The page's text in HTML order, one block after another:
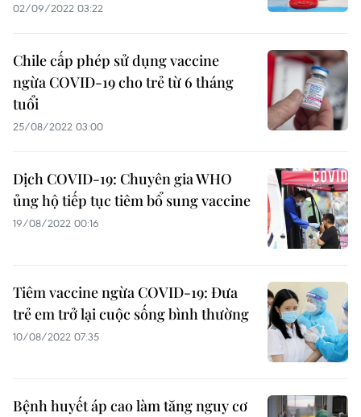
02/09/2022 03:22
Chile cấp phép sử dụng vaccine
ngừa COVID-19 cho trẻ từ 6 tháng
tuổi
25/08/2022 03:00
Dịch COVID-19: Chuyên gia WHO
ủng hộ tiếp tục tiêm bổ sung vaccine
19/08/2022 00:16
Tiêm vaccine ngừa COVID-19: Đưa
trẻ em trở lại cuộc sống bình thường
10/08/2022 07:35
Bệnh huyết áp cao làm tăng nguy cơ